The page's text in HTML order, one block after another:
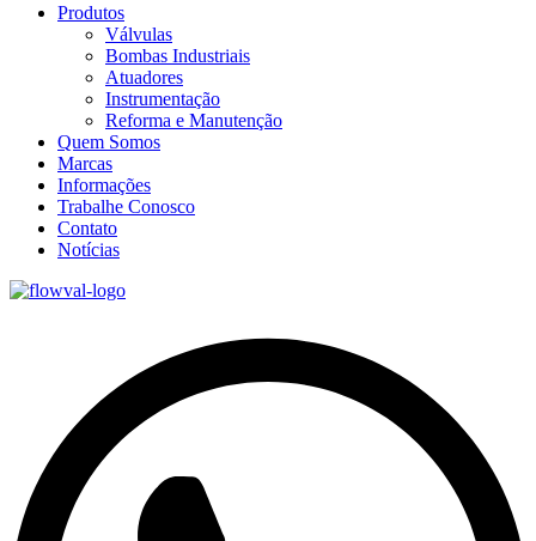
Produtos
Válvulas
Bombas Industriais
Atuadores
Instrumentação
Reforma e Manutenção
Quem Somos
Marcas
Informações
Trabalhe Conosco
Contato
Notícias